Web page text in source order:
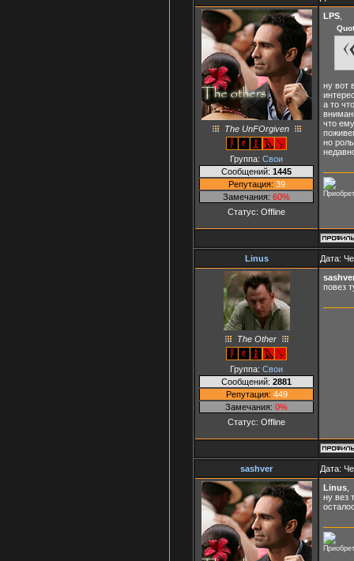
The UnFOrgiven
Группа: Свои
Сообщений: 1445
Репутация: 39
Замечания: 60%
Статус: Offline
LPS
ну вот
а то
что
но
Linus Дата:
The Other
Группа: Свои
Сообщений: 2881
Репутация: 449
Замечания: 0%
Статус: Offline
повез
sashver Дата:
Linus
ну вез